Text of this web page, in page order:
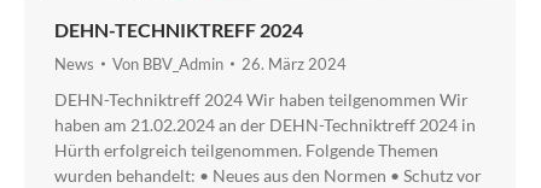
DEHN-TECHNIKTREFF 2024
News Von BBV_Admin 26. März 2024
DEHN-Techniktreff 2024 Wir haben teilgenommen Wir
haben am 21.02.2024 an der DEHN-Techniktreff 2024 in
Hürth erfolgreich teilgenommen. Folgende Themen
wurden behandelt: • Neues aus den Normen • Schutz vor